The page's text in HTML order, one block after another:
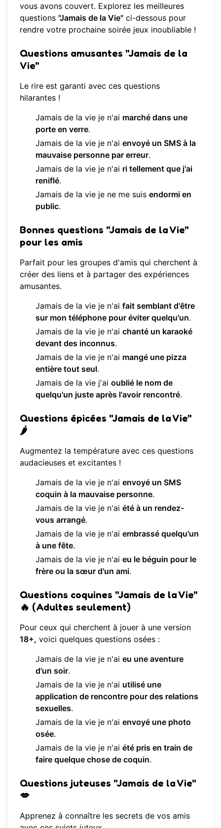
vous avons couvert. Explorez les meilleures
questions "Jamais de la Vie" ci-dessous pour
rendre votre prochaine soirée jeux inoubliable !
Questions amusantes "Jamais de la
Vie"
Le rire est garanti avec ces questions
hilarantes !
Jamais de la vie je n'ai marché dans une
porte en verre.
Jamais de la vie je n'ai envoyé un SMS à la
mauvaise personne par erreur.
Jamais de la vie je n'ai ri tellement que j'ai
reniflé.
Jamais de la vie je ne me suis endormi en
public.
Bonnes questions "Jamais de la Vie"
pour les amis
Parfait pour les groupes d'amis qui cherchent à
créer des liens et à partager des expériences
amusantes.
Jamais de la vie je n'ai fait semblant d'être
sur mon téléphone pour éviter quelqu'un.
Jamais de la vie je n'ai chanté un karaoké
devant des inconnus.
Jamais de la vie je n'ai mangé une pizza
entière tout seul.
Jamais de la vie j'ai oublié le nom de
quelqu'un juste après l'avoir rencontré.
Questions épicées "Jamais de la Vie"
🌶️
Augmentez la température avec ces questions
audacieuses et excitantes !
Jamais de la vie je n'ai envoyé un SMS
coquin à la mauvaise personne.
Jamais de la vie je n'ai été à un rendez-
vous arrangé.
Jamais de la vie je n'ai embrassé quelqu'un
à une fête.
Jamais de la vie je n'ai eu le béguin pour le
frère ou la sœur d'un ami.
Questions coquines "Jamais de la Vie"
🔥 (Adultes seulement)
Pour ceux qui cherchent à jouer à une version
18+, voici quelques questions osées :
Jamais de la vie je n'ai eu une aventure
d'un soir.
Jamais de la vie je n'ai utilisé une
application de rencontre pour des relations
sexuelles.
Jamais de la vie je n'ai envoyé une photo
osée.
Jamais de la vie je n'ai été pris en train de
faire quelque chose de coquin.
Questions juteuses "Jamais de la Vie"
💋
Apprenez à connaître les secrets de vos amis